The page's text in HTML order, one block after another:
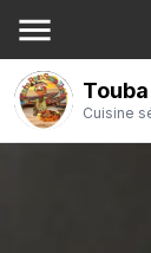
menu
Cuisine